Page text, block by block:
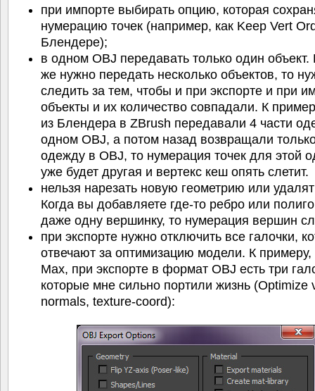
при импорте выбирать опцию, которая
нумерацию точек (например, как Keep Vert
Блендере);
в одном OBJ передавать только один объект.
же нужно передать несколько объектов, то
следить за тем, чтобы и при экспорте и при
объекты и их количество совпадали. К
из Блендера в ZBrush передавали 4 части
одном OBJ, а потом назад возвращали
одежду в OBJ, то нумерация точек для этой
уже будет другая и вертекс кеш опять слетит.
нельзя нарезать новую геометрию или
Когда вы добавляете где-то ребро или
даже одну вершинку, то нумерация вершин
при экспорте нужно отключить все галочки,
отвечают за оптимизацию модели. К примеру,
Max, при экспорте в формат OBJ есть три
которые мне сильно портили жизнь (Optimize
normals, texture-coord):